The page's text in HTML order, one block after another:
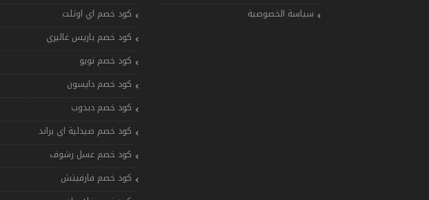
سياسة الخصوصية
كود خصم اي اوتلت
كود خصم باريس غاليري
كود خصم تويو
كود خصم دايسون
كود خصم دبدوب
كود خصم صيدلية اي براند
كود خصم عسل رشوف
كود خصم فارفيتش